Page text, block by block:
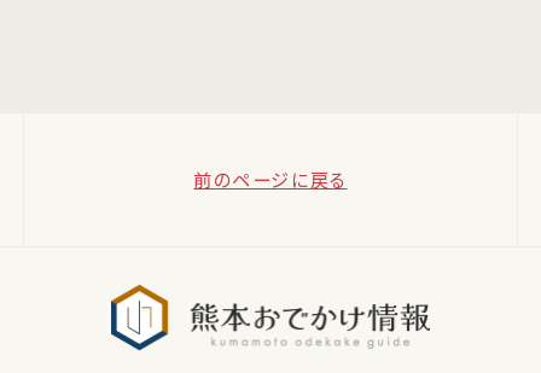
前のページに戻る